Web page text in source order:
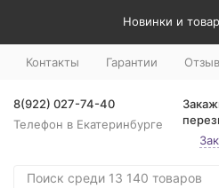
Новинки и
Контакты Гарантии
8(922) 027-74-40
Телефон в Екатеринбурге